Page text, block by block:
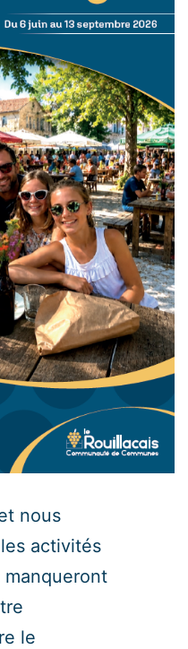
nous
activités
le